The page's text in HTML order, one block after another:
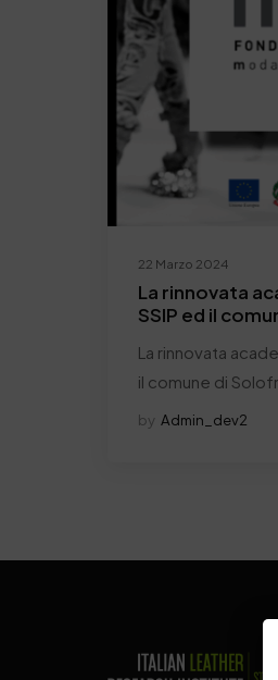
22 Marzo 2024
La rinnovata
SSIP ed il
La rinnovata
il comune di
by Admin_dev2